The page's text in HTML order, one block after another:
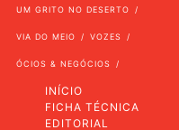
UM GRITO NO DESERTO
VIA DO MEIO VOZES
ÓCIOS & NEGÓCIOS
INÍCIO
FICHA TÉCNICA
EDITORIAL